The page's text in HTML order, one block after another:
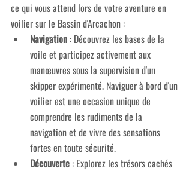
ce qui vous attend lors de votre aventure en
voilier sur le Bassin d'Arcachon :
Navigation : Découvrez les bases de la
voile et participez activement aux
manœuvres sous la supervision d'un
skipper expérimenté. Naviguer à bord d'un
voilier est une occasion unique de
comprendre les rudiments de la
navigation et de vivre des sensations
fortes en toute sécurité.
Découverte : Explorez les trésors cachés